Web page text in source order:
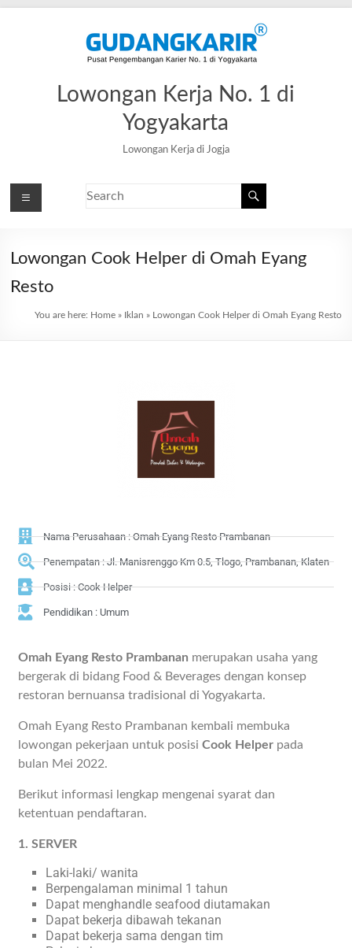
Lowongan Kerja No. 1 di
Yogyakarta
Lowongan Kerja di Jogja
Lowongan Cook Helper di Omah Eyang
Resto
You are here: Home» Iklan » Lowongan Cook Helper di Omah Eyang Resto
Nama Perusahaan : Omah Eyang Resto Prambanan
Penempatan : Jl. Manisrenggo Km 0.5, Tlogo, Prambanan, Klaten
Posisi : Cook Helper
Pendidikan : Umum
Omah Eyang Resto Prambanan merupakan usaha yang
bergerak di bidang Food & Beverages dengan konsep
restoran bernuansa tradisional di Yogyakarta.
Omah Eyang Resto Prambanan kembali membuka
lowongan pekerjaan untuk posisiCook Helper pada
bulan Mei 2022.
Berikut informasi lengkap mengenai syarat dan
ketentuan pendaftaran.
1. SERVER
Laki-laki/ wanita
Berpengalaman minimal 1 tahun
Dapat menghandle seafood diutamakan
Dapat bekerja dibawah tekanan
Dapat bekerja sama dengan tim